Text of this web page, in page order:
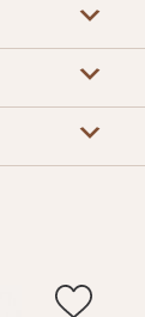
для